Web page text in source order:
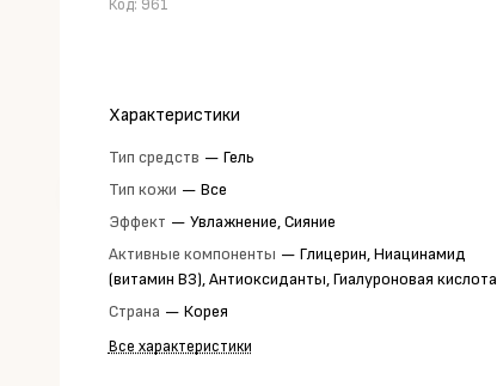
Код: 961
Характеристики
Тип средств — Гель
Тип кожи — Все
Эффект — Увлажнение, Сияние
Активные компоненты — Глицерин, Ниацинамид
(витамин B3), Антиоксиданты, Гиалуроновая кислота
Страна — Корея
Все характеристики